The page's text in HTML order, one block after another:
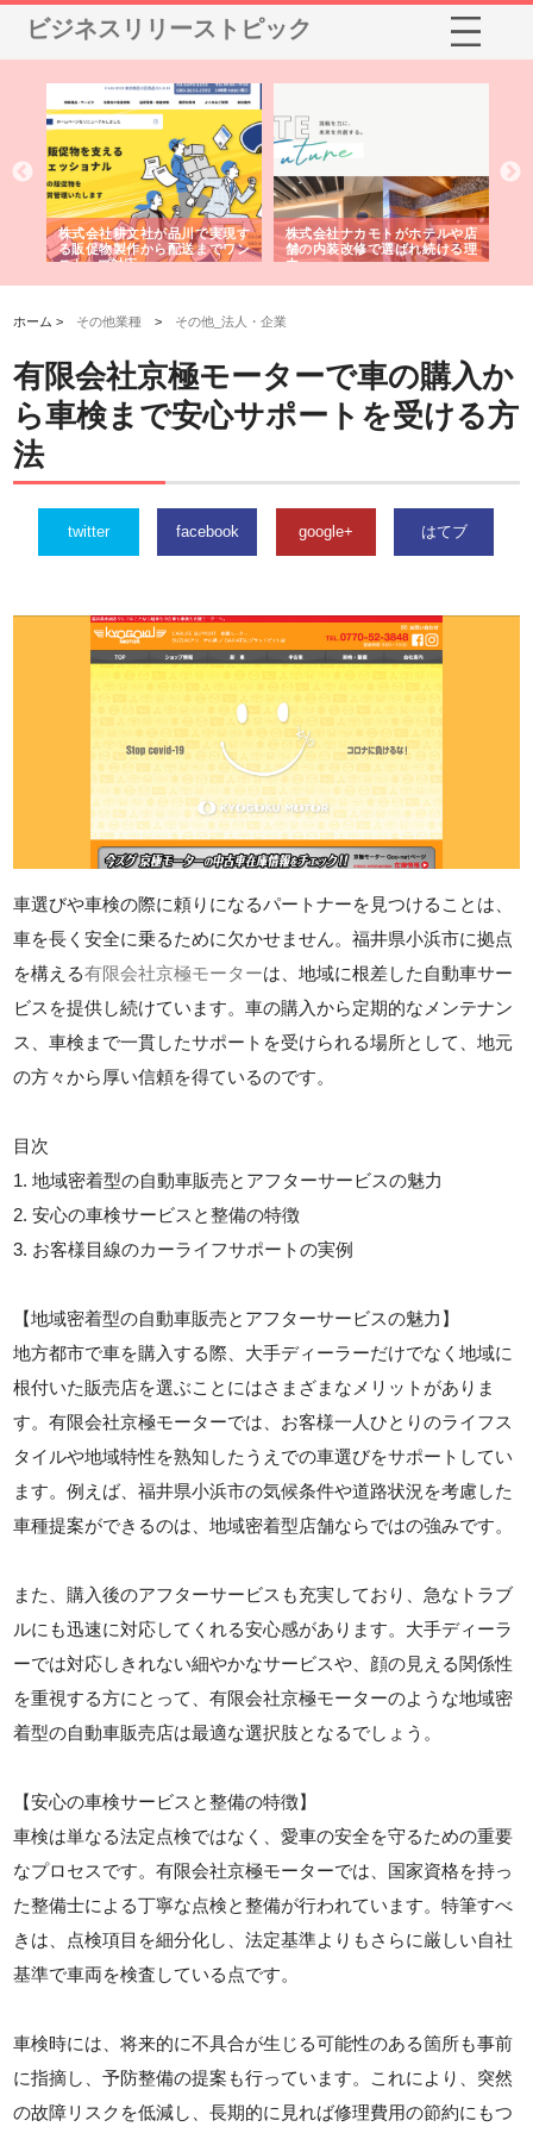
ビジネスリリーストピック
株式会社スプリングエフが選ば
れる理由とOEMアパレル製造の
強み
桑木給食株式会社が福山市で選
ばれる手作り弁当配達の理由
ホーム > その他業種 > その他_法人・企業
有限会社京極モーターで車の購入か
ら車検まで安心サポートを受ける方
法
twitter facebook google+ はてブ
車選びや車検の際に頼りになるパートナーを見つけることは、
車を長く安全に乗るために欠かせません。福井県小浜市に拠点
を構える有限会社京極モーターは、地域に根差した自動車サー
ビスを提供し続けています。車の購入から定期的なメンテナン
ス、車検まで一貫したサポートを受けられる場所として、地元
の方々から厚い信頼を得ているのです。
目次
1. 地域密着型の自動車販売とアフターサービスの魅力
2. 安心の車検サービスと整備の特徴
3. お客様目線のカーライフサポートの実例
【地域密着型の自動車販売とアフターサービスの魅力】
地方都市で車を購入する際、大手ディーラーだけでなく地域に
根付いた販売店を選ぶことにはさまざまなメリットがありま
す。有限会社京極モーターでは、お客様一人ひとりのライフス
タイルや地域特性を熟知したうえでの車選びをサポートしてい
ます。例えば、福井県小浜市の気候条件や道路状況を考慮した
車種提案ができるのは、地域密着型店舗ならではの強みです。
また、購入後のアフターサービスも充実しており、急なトラブ
ルにも迅速に対応してくれる安心感があります。大手ディーラ
ーでは対応しきれない細やかなサービスや、顔の見える関係性
を重視する方にとって、有限会社京極モーターのような地域密
着型の自動車販売店は最適な選択肢となるでしょう。
【安心の車検サービスと整備の特徴】
車検は単なる法定点検ではなく、愛車の安全を守るための重要
なプロセスです。有限会社京極モーターでは、国家資格を持っ
た整備士による丁寧な点検と整備が行われています。特筆すべ
きは、点検項目を細分化し、法定基準よりもさらに厳しい自社
基準で車両を検査している点です。
車検時には、将来的に不具合が生じる可能性のある箇所も事前
に指摘し、予防整備の提案も行っています。これにより、突然
の故障リスクを低減し、長期的に見れば修理費用の節約にもつ